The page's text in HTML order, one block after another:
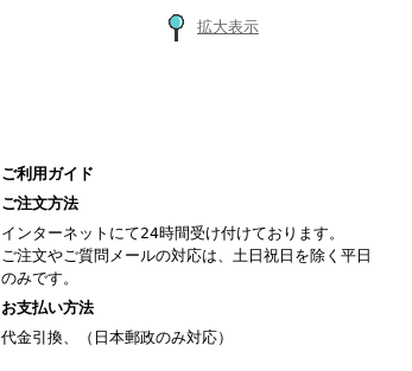
拡大表示
ご利用ガイド
ご注文方法
インターネットにて24時間受け付けております。
ご注文やご質問メールの対応は、土日祝日を除く平日
のみです。
お支払い方法
代金引換、（日本郵政のみ対応）